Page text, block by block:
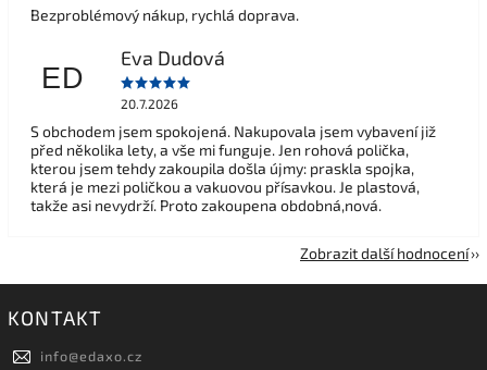
Bezproblémový nákup, rychlá doprava.
ED
Eva Dudová
20.7.2026
S obchodem jsem spokojená. Nakupovala jsem vybavení již
před několika lety, a vše mi funguje. Jen rohová polička,
kterou jsem tehdy zakoupila došla újmy: praskla spojka,
která je mezi poličkou a vakuovou přísavkou. Je plastová,
takže asi nevydrží. Proto zakoupena obdobná,nová.
Zobrazit další hodnocení
KONTAKT
info@edaxo.cz